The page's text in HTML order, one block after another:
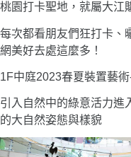
桃園打卡聖地，就屬大江
每次都看朋友們狂打卡、
網美好去處這麼多！
1F中庭2023春夏裝置藝
引入自然中的綠意活力進
的大自然姿態與樣貌